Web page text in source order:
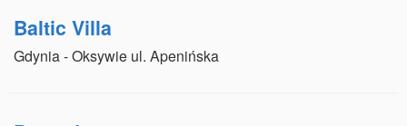
Baltic Villa
Gdynia - Oksywie ul. Apenińska